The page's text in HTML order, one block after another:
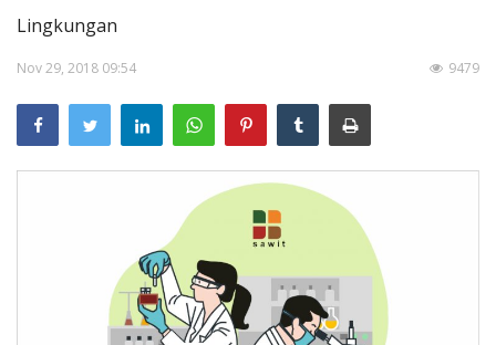
Tentang Sawit
Riset
Lingkungan
Nov 29, 2018 09:54 9479